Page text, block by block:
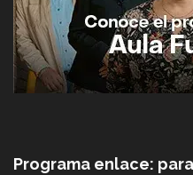
Programa enlace: